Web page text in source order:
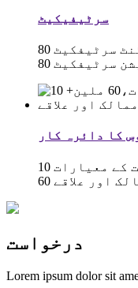
سرٹیفیکیٹ
سرٹیفکیٹ
کا دائرہ کار
اور علاقے
درخواست
Lorem ipsum dolor sit